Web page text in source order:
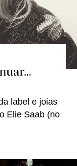
label e joias
Elie Saab (no